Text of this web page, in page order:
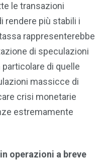
le transazioni
rendere più stabili i
rappresenterebbe
di speculazioni
di quelle
massicce di
crisi monetarie
estremamente
operazioni a breve